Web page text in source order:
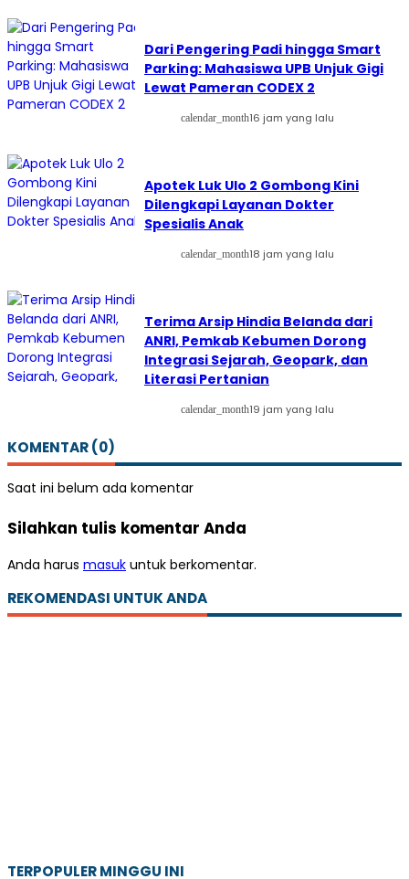
Dari Pengering Padi hingga Smart
Parking: Mahasiswa UPB Unjuk Gigi
Lewat Pameran CODEX 2
calendar_month16 jam yang lalu
Apotek Luk Ulo 2 Gombong Kini
Dilengkapi Layanan Dokter
Spesialis Anak
calendar_month18 jam yang lalu
Terima Arsip Hindia Belanda dari
ANRI, Pemkab Kebumen Dorong
Integrasi Sejarah, Geopark, dan
Literasi Pertanian
calendar_month19 jam yang lalu
KOMENTAR (0)
Saat ini belum ada komentar
Silahkan tulis komentar Anda
Anda harus masuk untuk berkomentar.
REKOMENDASI UNTUK ANDA
TERPOPULER MINGGU INI